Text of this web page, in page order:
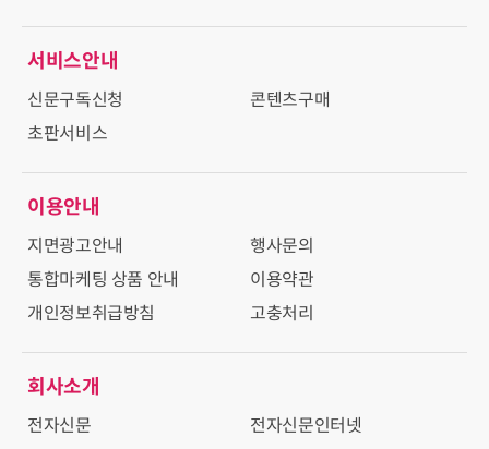
서비스안내
신문구독신청
콘텐츠구매
초판서비스
이용안내
지면광고안내
행사문의
통합마케팅 상품 안내
이용약관
개인정보취급방침
고충처리
회사소개
전자신문
전자신문인터넷